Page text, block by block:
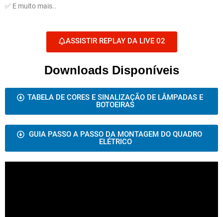
✅ E muito mais..
ASSISTIR REPLAY DA LIVE 02
Downloads Disponíveis
TABELA DE CORES E SINALIZAÇÃO DE LÂMPADAS E
BOTOEIRAS
GUIA PASSO A PASSO DA MONTAGEM DO QUADRO
ELÉTRICO